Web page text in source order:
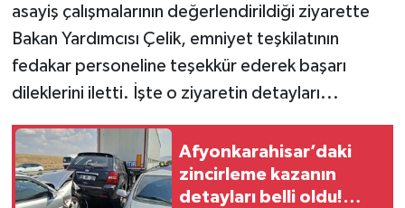
asayiş çalışmalarının değerlendirildiği ziyarette
Bakan Yardımcısı Çelik, emniyet teşkilatının
fedakar personeline teşekkür ederek başarı
dileklerini iletti. İşte o ziyaretin detayları...
Afyonkarahisar’daki
zincirleme kazanın
detayları belli oldu!